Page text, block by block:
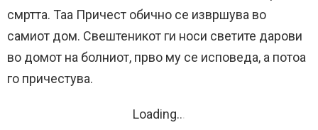
смртта. Таа Причест обично се извршува во
самиот дом. Свештеникот ги носи светите дарови
во домот на болниот, прво му се исповеда, а потоа
го причестува.
Loading...